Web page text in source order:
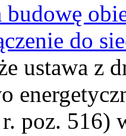
do
ustawa z
poz. 516)